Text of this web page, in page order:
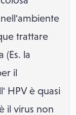
trattare
la
il
HPV è quasi
il virus non